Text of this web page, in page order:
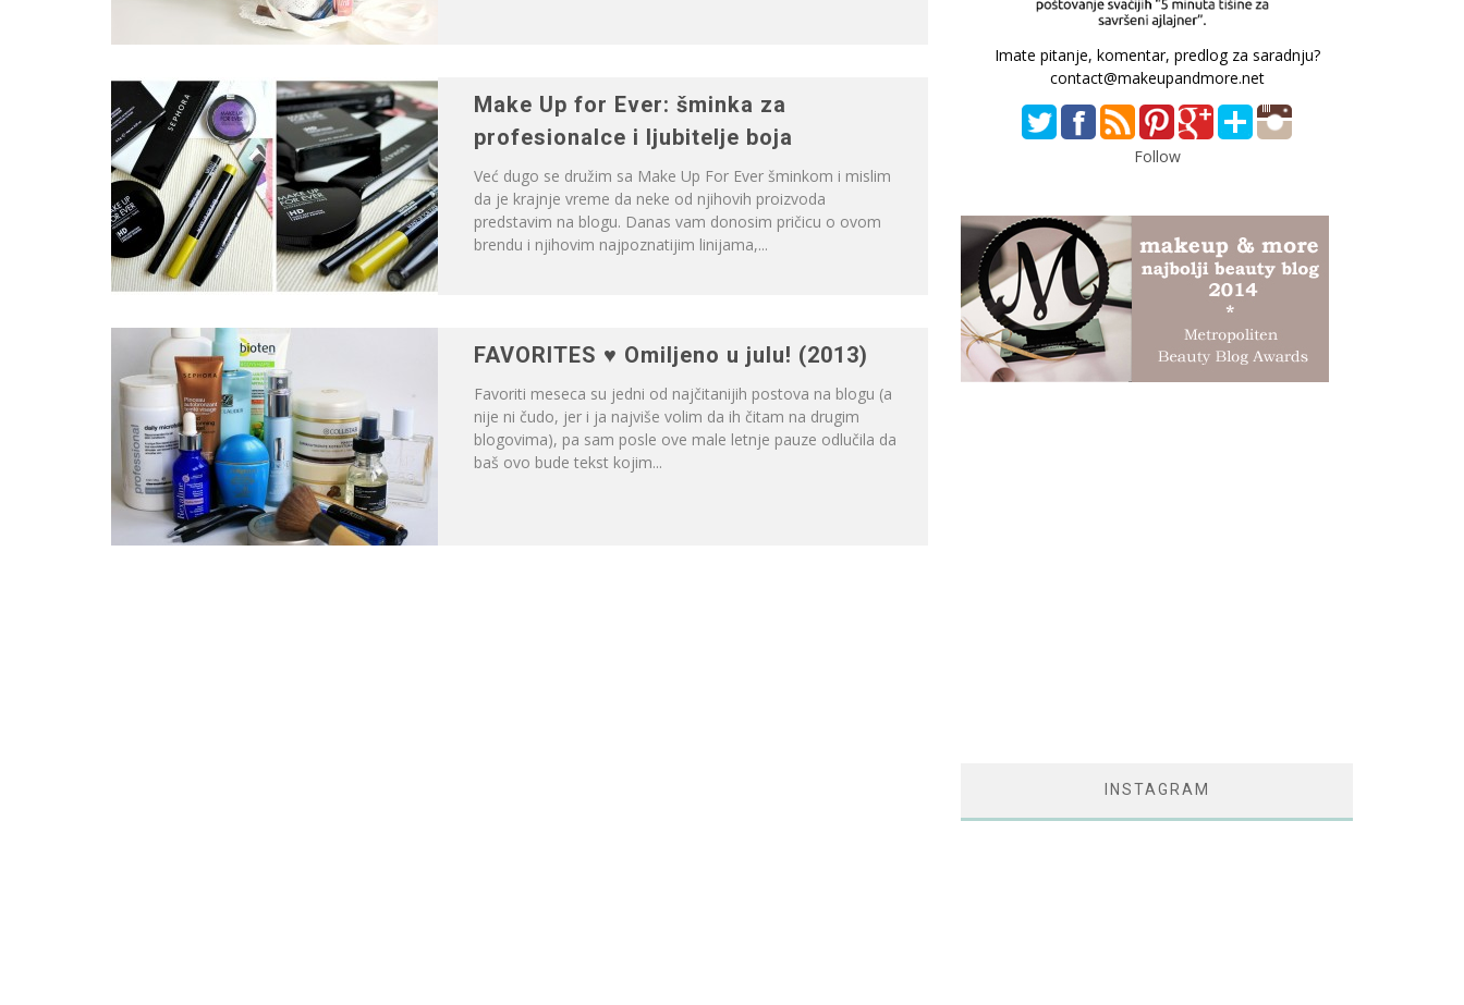
Make Up for Ever: šminka za
profesionalce i ljubitelje boja
Već dugo se družim sa Make Up For Ever šminkom i mislim
da je krajnje vreme da neke od njihovih proizvoda
predstavim na blogu. Danas vam donosim pričicu o ovom
brendu i njihovim najpoznatijim linijama,...
FAVORITES ♥ Omiljeno u julu! (2013)
Favoriti meseca su jedni od najčitanijih postova na blogu (a
nije ni čudo, jer i ja najviše volim da ih čitam na drugim
blogovima), pa sam posle ove male letnje pauze odlučila da
baš ovo bude tekst kojim...
Imate pitanje, komentar, predlog za saradnju?
contact@makeupandmore.net
Follow
INSTAGRAM